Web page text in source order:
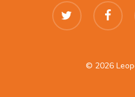
twitter facebook
© 2026